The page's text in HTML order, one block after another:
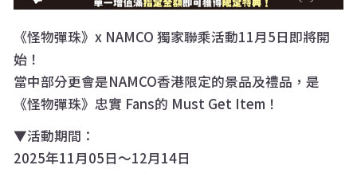
《怪物彈珠》x NAMCO 獨家聯乘活動11月5日即將開
始！
當中部分更會是NAMCO香港限定的景品及禮品，是
《怪物彈珠》忠實 Fans的 Must Get Item！
▼活動期間：
2025年11月05日～12月14日